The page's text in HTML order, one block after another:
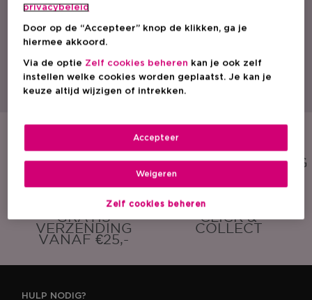
Met een ruim aanbod parfum, cosmetica en huidverzorging is ICI PARIS XL
dé beautyspecialist van België. Ontdek onze acties, promoties, beauty tips
en vind een ICI PARIS XL winkel bij jou in de buurt. Bestel onze producten
GRATIS
SAMPLE
GRATIS
CADEAUVERPAKKING
GRATIS
VERZENDING
VANAF €25,-
CLICK &
COLLECT
HULP NODIG?
privacybeleid
Door op de “Accepteer” knop de klikken, ga je
hiermee akkoord.
Via de optie Zelf cookies beheren kan je ook zelf
instellen welke cookies worden geplaatst. Je kan je
keuze altijd wijzigen of intrekken.
Zelf cookies beheren
Weigeren
Accepteer